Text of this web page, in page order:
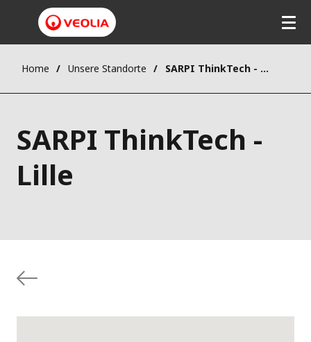
Home Unsere Standorte SARPI ThinkTech - Lille
SARPI ThinkTech -
Lille